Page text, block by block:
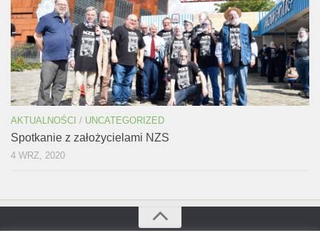
AKTUALNOŚCI / UNCATEGORIZED
Spotkanie z założycielami NZS
4 WRZ, 2020